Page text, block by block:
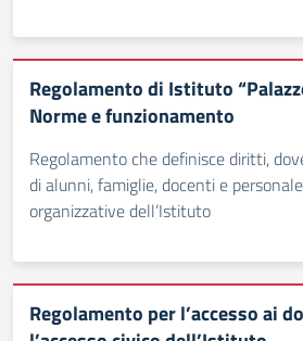
Regolamento di Istituto
Norme e funzionamento
Regolamento che definisce diritti,
di alunni, famiglie, docenti e
organizzative dell’Istituto
Regolamento per l’accesso ai